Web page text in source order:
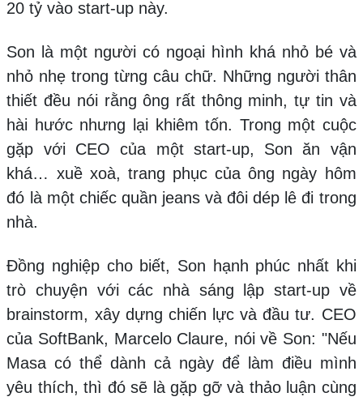
20 tỷ vào start-up này.
Son là một người có ngoại hình khá nhỏ bé và
nhỏ nhẹ trong từng câu chữ. Những người thân
thiết đều nói rằng ông rất thông minh, tự tin và
hài hước nhưng lại khiêm tốn. Trong một cuộc
gặp với CEO của một start-up, Son ăn vận
khá… xuề xoà, trang phục của ông ngày hôm
đó là một chiếc quần jeans và đôi dép lê đi trong
nhà.
Đồng nghiệp cho biết, Son hạnh phúc nhất khi
trò chuyện với các nhà sáng lập start-up về
brainstorm, xây dựng chiến lực và đầu tư. CEO
của SoftBank, Marcelo Claure, nói về Son: "Nếu
Masa có thể dành cả ngày để làm điều mình
yêu thích, thì đó sẽ là gặp gỡ và thảo luận cùng